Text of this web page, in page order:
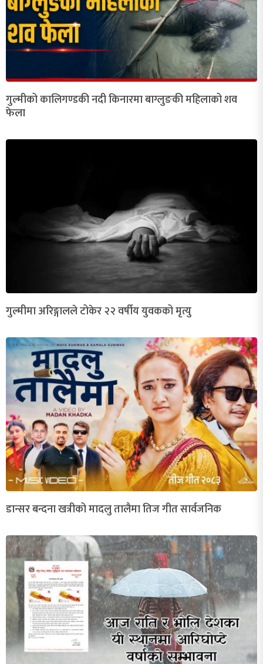
गुल्मीको कालिगण्डकी नदी किनारमा बाग्लुङकी महिलाको शव
फेला
गुल्मीमा अरिङ्गालले टोकेर २२ वर्षीय युवकको मृत्यु
डान्सर बन्दना खत्रीको मादलु तालैमा तिज गीत सार्वजनिक